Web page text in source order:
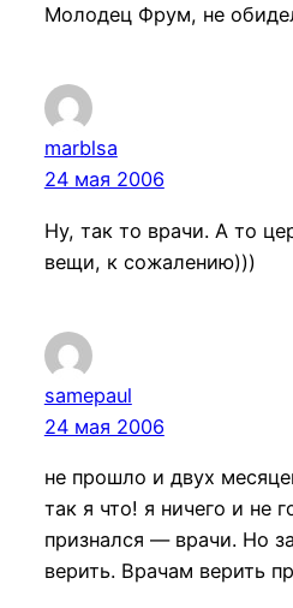
Молодец Фрум, не
marblsa
24 мая 2006
Ну, так то врачи. А то
вещи, к сожалению)))
samepaul
24 мая 2006
не прошло и двух
так я что! я ничего и не
признался — врачи. Но
верить. Врачам верить